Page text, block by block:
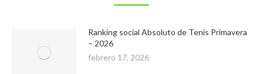
Ranking social Absoluto de Tenis Primavera
– 2026
febrero 17, 2026